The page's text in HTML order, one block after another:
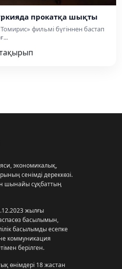
прокатқа шықты
фильмі бүгіннен бастап
экономикалық,
сенімді дереккөзі.
шынайы сұқбаттың
жылғы
басылымын,
басылымды есепке
коммуникация
берілген.
өнімдері 18 жастан